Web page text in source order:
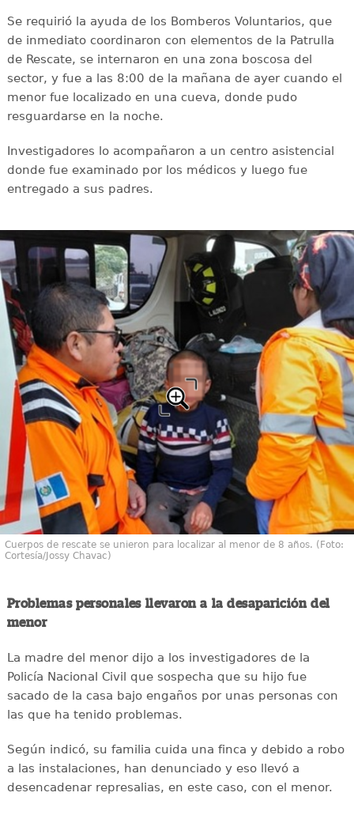
Se requirió la ayuda de los Bomberos Voluntarios, que
de inmediato coordinaron con elementos de la Patrulla
de Rescate, se internaron en una zona boscosa del
sector, y fue a las 8:00 de la mañana de ayer cuando el
menor fue localizado en una cueva, donde pudo
resguardarse en la noche.
Investigadores lo acompañaron a un centro asistencial
donde fue examinado por los médicos y luego fue
entregado a sus padres.
Cuerpos de rescate se unieron para localizar al menor de 8 años. (Foto:
Cortesía/Jossy Chavac)
Problemas personales llevaron a la desaparición del
menor
La madre del menor dijo a los investigadores de la
Policía Nacional Civil que sospecha que su hijo fue
sacado de la casa bajo engaños por unas personas con
las que ha tenido problemas.
Según indicó, su familia cuida una finca y debido a robo
a las instalaciones, han denunciado y eso llevó a
desencadenar represalias, en este caso, con el menor.